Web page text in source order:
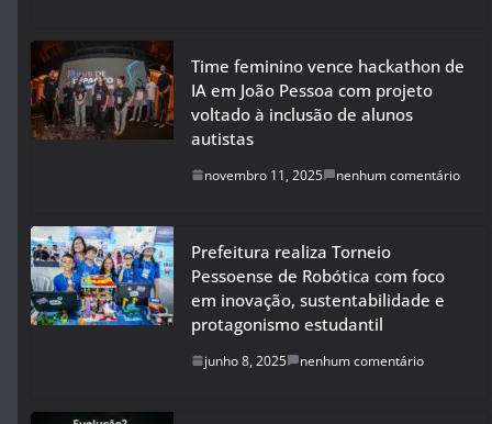
Time feminino vence hackathon de
IA em João Pessoa com projeto
voltado à inclusão de alunos
autistas
novembro 11, 2025 nenhum comentário
Prefeitura realiza Torneio
Pessoense de Robótica com foco
em inovação, sustentabilidade e
protagonismo estudantil
junho 8, 2025 nenhum comentário